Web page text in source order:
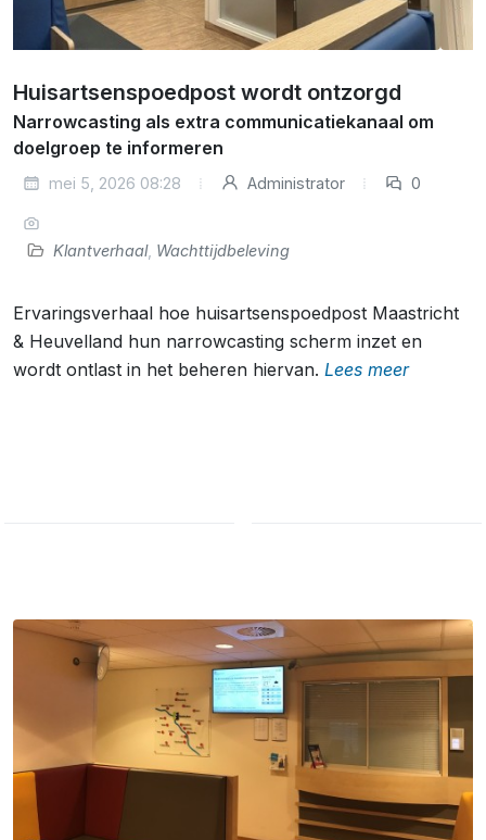
Huisartsenspoedpost wordt ontzorgd
Narrowcasting als extra communicatiekanaal om
doelgroep te informeren
mei 5, 2026 08:28 Administrator 0
Klantverhaal, Wachttijdbeleving
Ervaringsverhaal hoe huisartsenspoedpost Maastricht
& Heuvelland hun narrowcasting scherm inzet en
wordt ontlast in het beheren hiervan. Lees meer